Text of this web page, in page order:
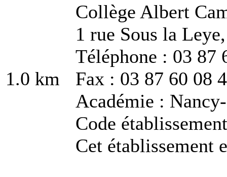
1.0 km
Collège Albert
1 rue Sous la
Téléphone : 03 87
Fax : 03 87 60 08
Académie :
Code
Cet établissement